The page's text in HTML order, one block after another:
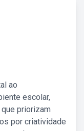
ao
escolar,
priorizam
por criatividade